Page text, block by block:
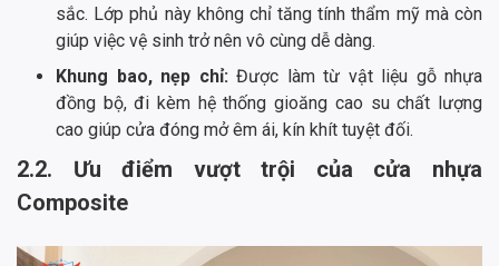
sắc. Lớp phủ này không chỉ tăng tính thẩm mỹ mà còn
giúp việc vệ sinh trở nên vô cùng dễ dàng.
Khung bao, nẹp chỉ: Được làm từ vật liệu gỗ nhựa
đồng bộ, đi kèm hệ thống gioăng cao su chất lượng
cao giúp cửa đóng mở êm ái, kín khít tuyệt đối.
2.2. Ưu điểm vượt trội của cửa nhựa
Composite